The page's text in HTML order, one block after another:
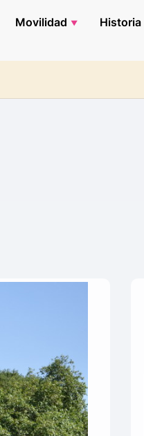
Movilidad Historia